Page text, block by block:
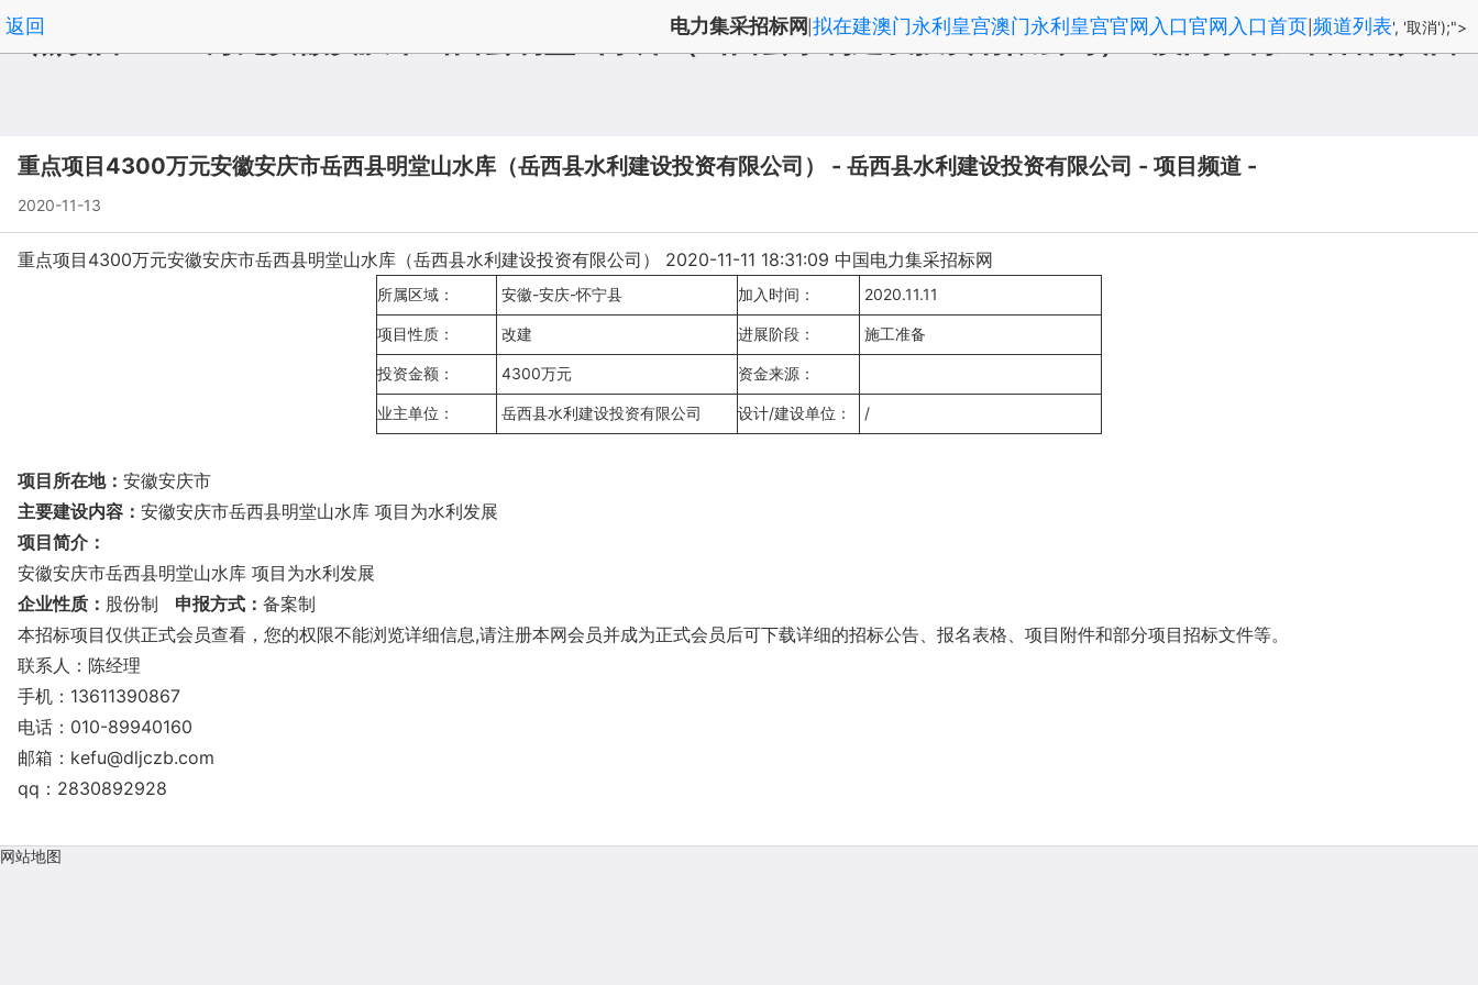
重点项目4300万元安徽安庆市岳西县明堂山水库（岳西县水利建设投资有限公司） -澳门永利皇宫官网入口
返回 电力集采招标网 拟在建澳门永利皇宫澳门永利皇宫官网入口官网入口首页 频道列表', '取消');">
重点项目4300万元安徽安庆市岳西县明堂山水库（岳西县水利建设投资有限公司） - 岳西县水利建设投资有限公司 - 项目频道 -
2020-11-13
重点项目4300万元安徽安庆市岳西县明堂山水库（岳西县水利建设投资有限公司） 2020-11-11 18:31:09 中国电力集采招标网
所属区域： 安徽-安庆-怀宁县 加入时间： 2020.11.11
项目性质： 改建 进展阶段： 施工准备
投资金额： 4300万元 资金来源：
业主单位： 岳西县水利建设投资有限公司 设计/建设单位： /
项目所在地： 安徽安庆市
主要建设内容： 安徽安庆市岳西县明堂山水库 项目为水利发展
项目简介：
安徽安庆市岳西县明堂山水库 项目为水利发展
企业性质： 股份制 申报方式： 备案制
本招标项目仅供正式会员查看，您的权限不能浏览详细信息,请注册本网会员并成为正式会员后可下载详细的招标公告、报名表格、项目附件和部分项目招标文件等。
联系人：陈经理
手机：13611390867
电话：010-89940160
邮箱： kefu@dljczb.com
qq：2830892928
网站地图